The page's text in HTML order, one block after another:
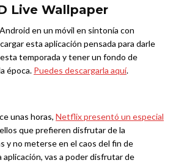
Live Wallpaper
en un móvil en sintonía con
esta aplicación pensada para darle
esta temporada y tener un fondo de
época. Puedes descargarla aquí.
unas horas, Netflix presentó un especial
que prefieren disfrutar de la
y no meterse en el caos del fin de
aplicación, vas a poder disfrutar de